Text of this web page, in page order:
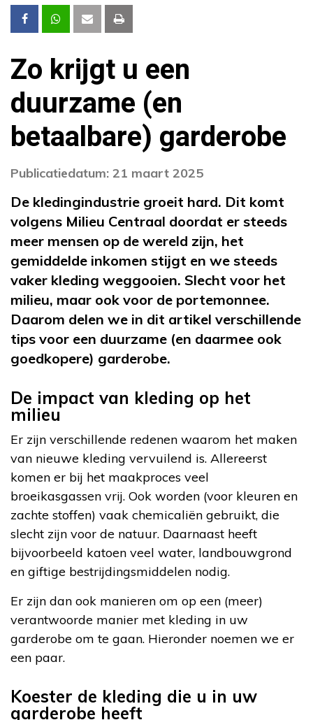
Zo krijgt u een
duurzame (en
betaalbare) garderobe
Publicatiedatum: 21 maart 2025
De kledingindustrie groeit hard. Dit komt
volgens Milieu Centraal doordat er steeds
meer mensen op de wereld zijn, het
gemiddelde inkomen stijgt en we steeds
vaker kleding weggooien. Slecht voor het
milieu, maar ook voor de portemonnee.
Daarom delen we in dit artikel verschillende
tips voor een duurzame (en daarmee ook
goedkopere) garderobe.
De impact van kleding op het
milieu
Er zijn verschillende redenen waarom het maken
van nieuwe kleding vervuilend is. Allereerst
komen er bij het maakproces veel
broeikasgassen vrij. Ook worden (voor kleuren en
zachte stoffen) vaak chemicaliën gebruikt, die
slecht zijn voor de natuur. Daarnaast heeft
bijvoorbeeld katoen veel water, landbouwgrond
en giftige bestrijdingsmiddelen nodig.
Er zijn dan ook manieren om op een (meer)
verantwoorde manier met kleding in uw
garderobe om te gaan. Hieronder noemen we er
een paar.
Koester de kleding die u in uw
garderobe heeft